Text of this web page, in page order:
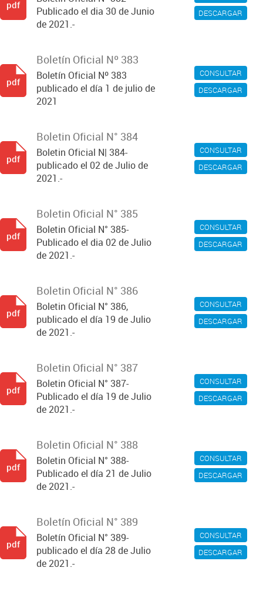
DESCARGAR
Publicado el dia 30 de Junio
de 2021.-
pdf
CONSULTAR
DESCARGAR
Boletín Oficial Nº 383
Boletín Oficial Nº 383
publicado el día 1 de julio de
2021
pdf
CONSULTAR
DESCARGAR
Boletin Oficial N° 384
Boletin Oficial N| 384-
publicado el 02 de Julio de
2021.-
pdf
CONSULTAR
DESCARGAR
Boletin Oficial N° 385
Boletin Oficial N° 385-
Publicado el dia 02 de Julio
de 2021.-
pdf
CONSULTAR
DESCARGAR
Boletin Oficial N° 386
Boletin Oficial N° 386,
publicado el día 19 de Julio
de 2021.-
pdf
CONSULTAR
DESCARGAR
Boletin Oficial N° 387
Boletin Oficial N° 387-
Publicado el día 19 de Julio
de 2021.-
pdf
CONSULTAR
DESCARGAR
Boletin Oficial N° 388
Boletin Oficial N° 388-
Publicado el día 21 de Julio
de 2021.-
pdf
CONSULTAR
DESCARGAR
Boletín Oficial N° 389
Boletín Oficial N° 389-
publicado el día 28 de Julio
de 2021.-
pdf